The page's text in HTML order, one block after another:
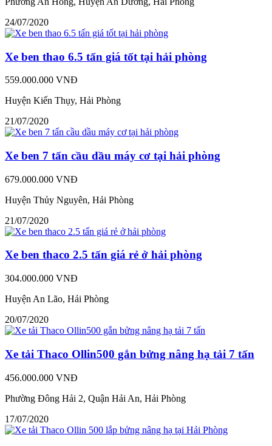
24/07/2020
Xe ben thao 6.5 tấn giá tốt tại hải phòng
559.000.000 VNĐ
Huyện Kiến Thụy, Hải Phòng
21/07/2020
Xe ben 7 tấn cầu dầu máy cơ tại hải phòng
679.000.000 VNĐ
Huyện Thủy Nguyên, Hải Phòng
21/07/2020
Xe ben thaco 2.5 tấn giá rẻ ở hải phòng
304.000.000 VNĐ
Huyện An Lão, Hải Phòng
20/07/2020
Xe tải Thaco Ollin500 gắn bửng nâng hạ tải 7 tấn
456.000.000 VNĐ
Phường Đông Hải 2, Quận Hải An, Hải Phòng
17/07/2020